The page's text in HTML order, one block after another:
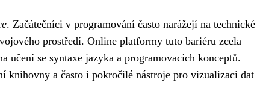
. Začátečníci v programování často narážejí na technické
prostředí. Online platformy tuto bariéru zcela
učení se syntaxe jazyka a programovacích konceptů.
knihovny a často i pokročilé nástroje pro vizualizaci dat